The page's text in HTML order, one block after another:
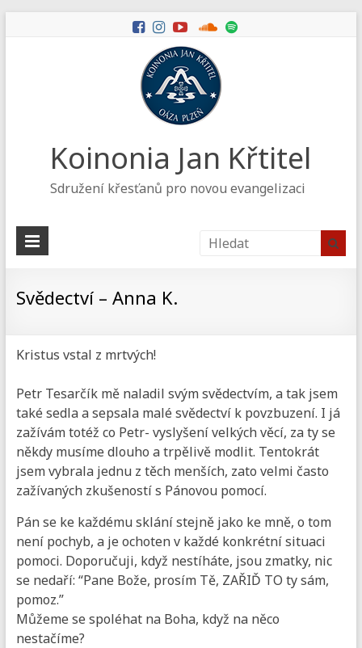
Koinonia Jan Křtitel
Sdružení křesťanů pro novou evangelizaci
Svědectví – Anna K.
Kristus vstal z mrtvých!
Petr Tesarčík mě naladil svým svědectvím, a tak jsem
také sedla a sepsala malé svědectví k povzbuzení. I já
zažívám totéž co Petr- vyslyšení velkých věcí, za ty se
někdy musíme dlouho a trpělivě modlit. Tentokrát
jsem vybrala jednu z těch menších, zato velmi často
zažívaných zkušeností s Pánovou pomocí.
Pán se ke každému sklání stejně jako ke mně, o tom
není pochyb, a je ochoten v každé konkrétní situaci
pomoci. Doporučuji, když nestíháte, jsou zmatky, nic
se nedaří: “Pane Bože, prosím Tě, ZAŘIĎ TO ty sám,
pomoz.”
Můžeme se spoléhat na Boha, když na něco
nestačíme?